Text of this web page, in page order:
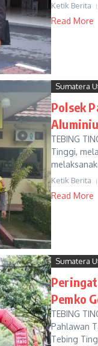
Ketik Berita
Read More
Sumatera
Polsek
TEBING
Tinggi,
Ketik Berita
Read More
Sumatera
Pemko
TEBING
Pahlawan
Tebing